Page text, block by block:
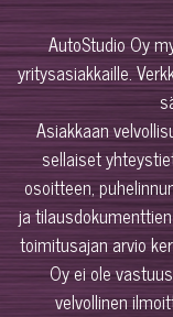
AutoStudio Oy
yritysasiakkaille.
Asiakkaan
sellaiset
osoitteen,
ja
toimitusajan arvio
Oy ei ole
velvollinen